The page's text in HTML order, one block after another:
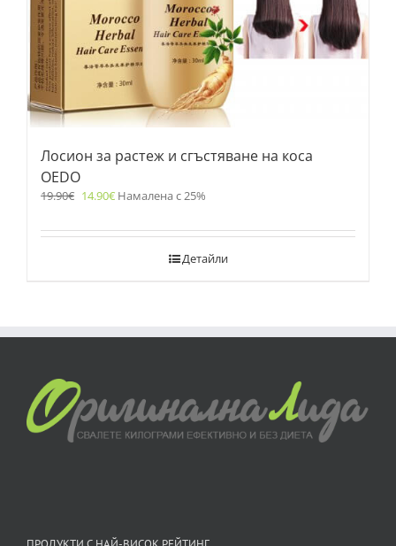
Лосион за растеж и сгъстяване на коса
OEDO
19.90€ 14.90€ Намалена с 25%
Детайли